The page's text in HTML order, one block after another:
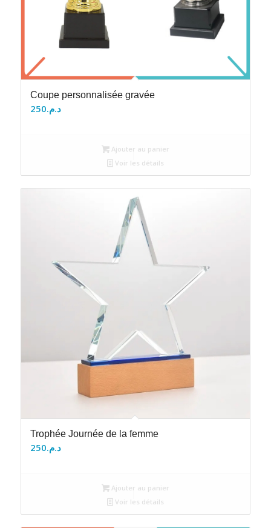
Coupe personnalisée gravée
د.م.250
Ajouter au panier
Voir les détails
Trophée Journée de la femme
د.م.250
Ajouter au panier
Voir les détails